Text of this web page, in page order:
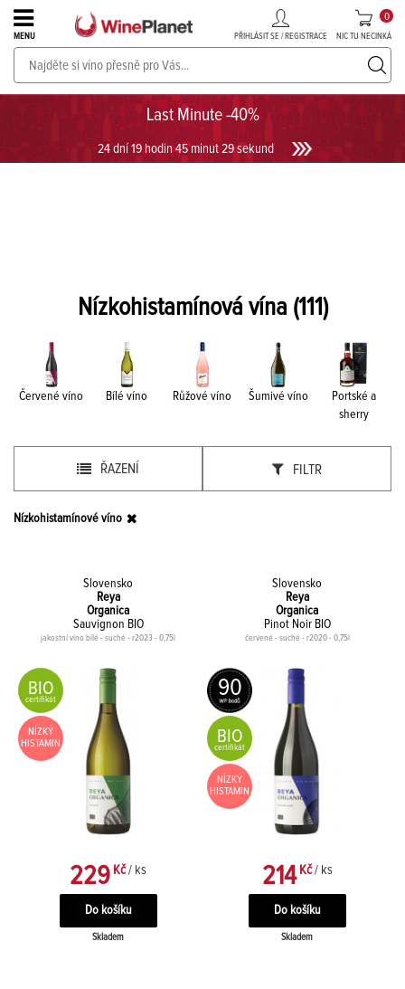
Last Minute -40%
24 dní 19 hodin 45 minut 29 sekund
MENU PŘIHLÁSIT SE / REGISTRACE NIC TU NECINKÁ
0
PROSECCO v akci až do -30%!UKÁZAT PROSECCO
Nízkohistamínová vína (111)
Červené víno Bílé víno Růžové víno Šumivé víno
Portské a
sherry
ŘAZENÍ FILTR
Nízkohistamínové víno
Slovensko
Reya
Organica
Sauvignon BIO
jakostní víno bílé - suché - r2023 - 0,75l
BIO
certifikát
NÍZKÝ
HISTAMIN
229 Kč / ks
Skladem
Slovensko
Reya
Organica
Pinot Noir BIO
červené - suché - r2020 - 0,75l
90
BIO
certifikát
NÍZKÝ
HISTAMIN
214 Kč / ks
Skladem